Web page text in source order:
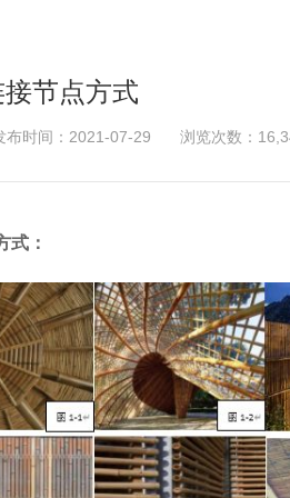
节点方式
布时间：2021-07-29 浏览次数：
式：